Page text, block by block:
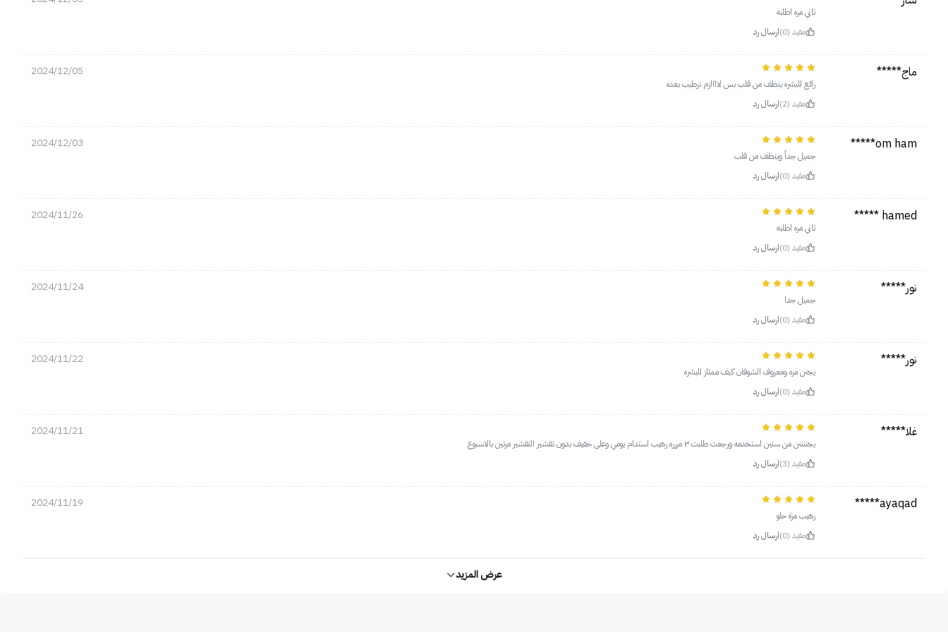
ثاني مره اطلبه
مفيد (0)
ارسال رد
ماج***** 2024/12/05
رائع للبشره ينظف من قلب بس لاااازم ترطيب بعده
مفيد (2)
ارسال رد
om ham*****
2024/12/03
جميل جداً وينظف من قلب
مفيد (0)
ارسال رد
hamed *****
2024/11/26
ثاني مره اطلبه
مفيد (0)
ارسال رد
نور***** 2024/11/24
جميل جدا
مفيد (0)
ارسال رد
نور***** 2024/11/22
يجنن مره ومعروف الشوفان كيف ممتاز للبشره
مفيد (0)
ارسال رد
غلا***** 2024/11/21
يجننننن من سنين استخدمه ورجعت طلبت ٣ مررره رهيب استدام يومي وعلى خفيف بدون تقشير التقشير مرتين بالاسبوع
مفيد (3)
ارسال رد
ayaqad*****
2024/11/19
رهيب مرة حلو
مفيد (0)
ارسال رد
عرض المزيد